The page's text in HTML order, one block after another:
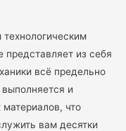
из себя
всё предельно
и
что
вам десятки